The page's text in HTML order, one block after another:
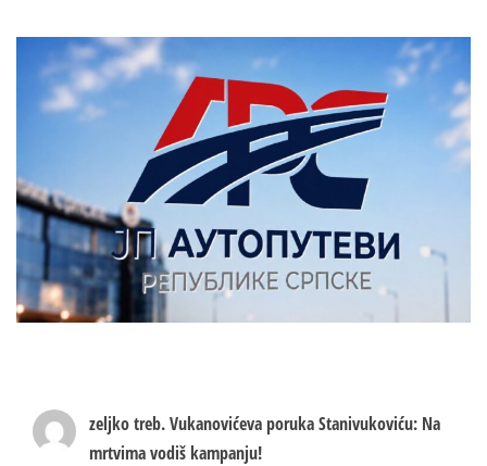
zeljko treb.Vukanovićeva poruka Stanivukoviću: Na
mrtvima vodiš kampanju!